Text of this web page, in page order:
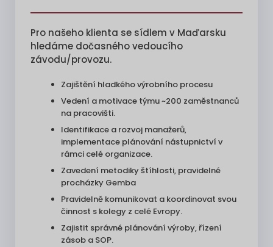
Pro našeho klienta se sídlem v Maďarsku
hledáme dočasného vedoucího
závodu/provozu.
Zajištění hladkého výrobního procesu
Vedení a motivace týmu ~200 zaměstnanců
na pracovišti.
Identifikace a rozvoj manažerů,
implementace plánování nástupnictví v
rámci celé organizace.
Zavedení metodiky štíhlosti, pravidelné
procházky Gemba
Pravidelně komunikovat a koordinovat svou
činnost s kolegy z celé Evropy.
Zajistit správné plánování výroby, řízení
zásob a SOP.